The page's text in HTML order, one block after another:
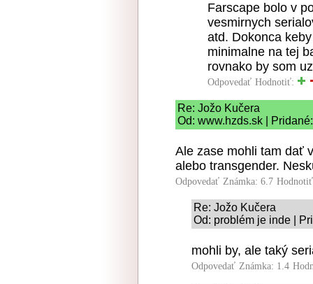
Farscape bolo v
vesmirnych
atd. Dokonca
minimalne na tej
rovnako by som
Odpovedať Hodnotiť:
Re: Jožo Kučera
Od: www.hzds.sk |
Ale zase mohli tam dať
alebo transgender.
Odpovedať Známka: 6.7
Re: Jožo Kučera
Od: problém je inde |
mohli by, ale taký
Odpovedať Známka: 1.4